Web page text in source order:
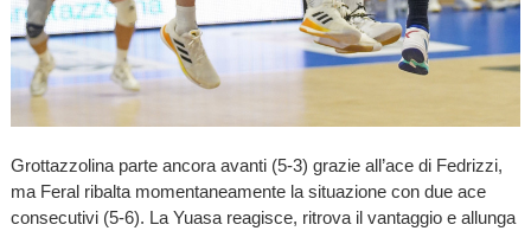
Grottazzolina parte ancora avanti (5-3) grazie all’ace di Fedrizzi,
ma Feral ribalta momentaneamente la situazione con due ace
consecutivi (5-6). La Yuasa reagisce, ritrova il vantaggio e allunga